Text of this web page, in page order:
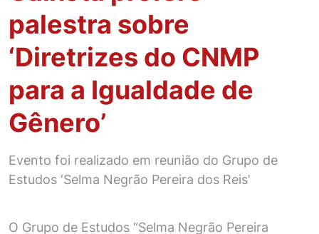
palestra sobre
‘Diretrizes do CNMP
para a Igualdade de
Gênero’
Evento foi realizado em reunião do Grupo de
Estudos ‘Selma Negrão Pereira dos Reis’
O Grupo de Estudos “Selma Negrão Pereira